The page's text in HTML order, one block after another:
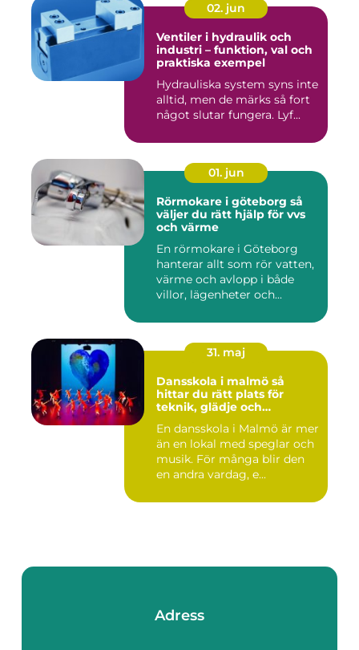
02. jun
Ventiler i hydraulik och
industri – funktion, val och
praktiska exempel
Hydrauliska system syns inte
alltid, men de märks så fort
något slutar fungera. Lyf...
01. jun
Rörmokare i göteborg så
väljer du rätt hjälp för vvs
och värme
En rörmokare i Göteborg
hanterar allt som rör vatten,
värme och avlopp i både
villor, lägenheter och...
31. maj
Dansskola i malmö så
hittar du rätt plats för
teknik, glädje och
En dansskola i Malmö är mer
än en lokal med speglar och
musik. För många blir den
en andra vardag, e...
Adress